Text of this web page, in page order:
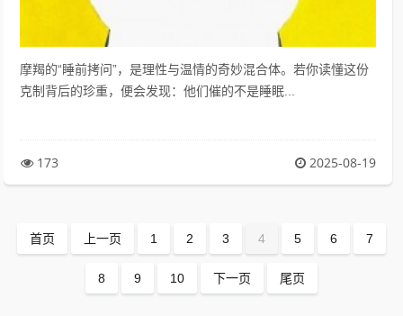
摩羯的“睡前拷问”，是理性与温情的奇妙混合体。若你读懂这份
克制背后的珍重，便会发现：他们催的不是睡眠...
173 2025-08-19
首页 上一页 1 2 3 4 5 6 7
8 9 10 下一页 尾页